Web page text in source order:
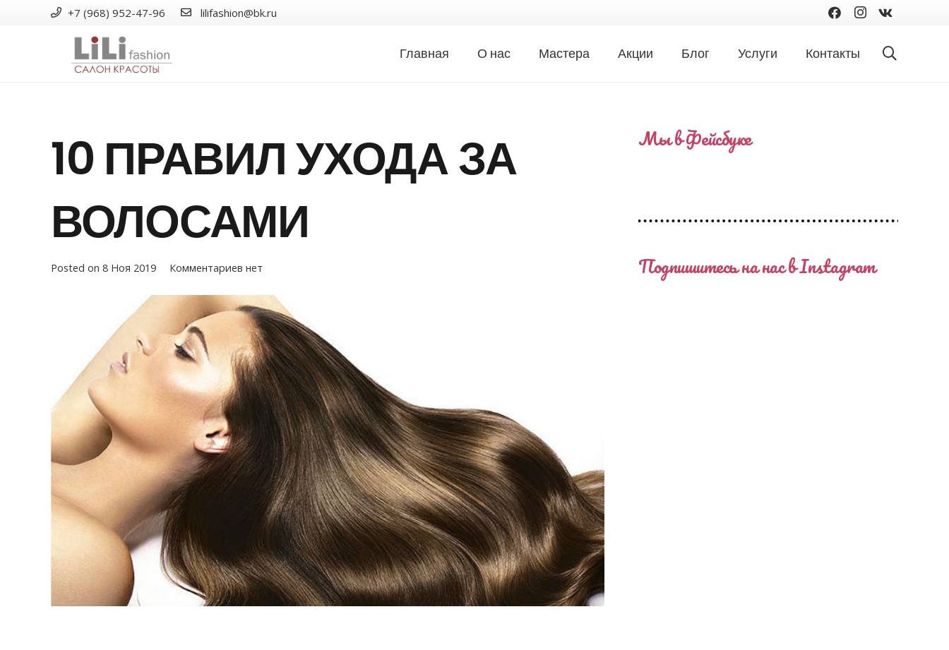
+7 (968) 952-47-96 lilifashion@bk.ru
Главная О нас Мастера Акции Блог Услуги Контакты
10 ПРАВИЛ УХОДА ЗА
ВОЛОСАМИ
Posted on 8 Ноя 2019 Комментариев нет
Мы в Фейсбуке
Подпишитесь на нас в Instagram